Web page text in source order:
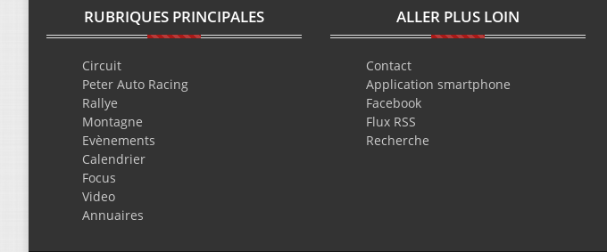
RUBRIQUES PRINCIPALES
Circuit
Peter Auto Racing
Rallye
Montagne
Evènements
Calendrier
Focus
Video
Annuaires
ALLER PLUS LOIN
Contact
Application smartphone
Facebook
Flux RSS
Recherche